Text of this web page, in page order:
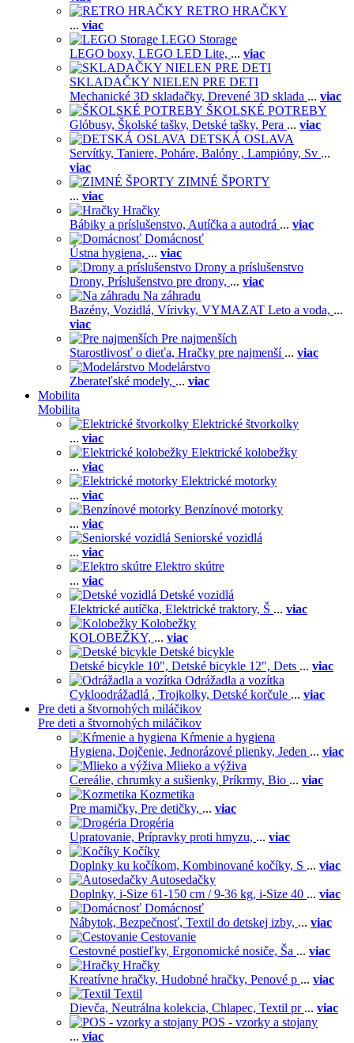
RETRO HRAČKY
... viac
LEGO Storage
LEGO boxy, LEGO LED Lite, ... viac
SKLADAČKY NIELEN PRE DETI
Mechanické 3D skladačky, Drevené 3D sklada ... viac
ŠKOLSKÉ POTREBY
Glóbusy, Školské tašky, Detské tašky, Pera ... viac
DETSKÁ OSLAVA
Servítky, Taniere, Poháre, Balóny , Lampióny, Sv ...
viac
ZIMNÉ ŠPORTY
... viac
Hračky
Bábiky a príslušenstvo, Autíčka a autodrá ... viac
Domácnosť
Ústna hygiena, ... viac
Drony a príslušenstvo
Drony, Príslušenstvo pre drony, ... viac
Na záhradu
Bazény, Vozidlá, Vírivky, VYMAZAT Leto a voda, ...
viac
Pre najmenších
Starostlivosť o dieťa, Hračky pre najmenší ... viac
Modelárstvo
Zberateľské modely, ... viac
Mobilita
Mobilita
Elektrické štvorkolky
... viac
Elektrické kolobežky
... viac
Elektrické motorky
... viac
Benzínové motorky
... viac
Seniorské vozidlá
... viac
Elektro skútre
... viac
Detské vozidlá
Elektrické autíčka, Elektrické traktory, Š ... viac
Kolobežky
KOLOBEŽKY, ... viac
Detské bicykle
Detské bicykle 10", Detské bicykle 12", Dets ... viac
Odrážadla a vozítka
Cykloodrážadlá , Trojkolky, Detské korčule ... viac
Pre deti a štvornohých miláčikov
Pre deti a štvornohých miláčikov
Kŕmenie a hygiena
Hygiena, Dojčenie, Jednorázové plienky, Jeden ... viac
Mlieko a výživa
Cereálie, chrumky a sušienky, Príkrmy, Bio ... viac
Kozmetika
Pre mamičky, Pre detičky, ... viac
Drogéria
Upratovanie, Prípravky proti hmyzu, ... viac
Kočíky
Doplnky ku kočíkom, Kombinované kočíky, S ... viac
Autosedačky
Doplnky, i-Size 61-150 cm / 9-36 kg, i-Size 40 ... viac
Domácnosť
Nábytok, Bezpečnosť, Textil do detskej izby, ... viac
Cestovanie
Cestovné postieľky, Ergonomické nosiče, Ša ... viac
Hračky
Kreatívne hračky, Hudobné hračky, Penové p ... viac
Textil
Dievča, Neutrálna kolekcia, Chlapec, Textil pr ... viac
POS - vzorky a stojany
... viac